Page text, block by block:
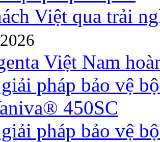
Việt qua trải
pháp bảo vệ